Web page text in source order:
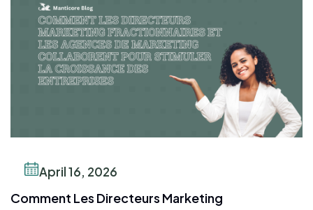
April 16, 2026
Comment Les Directeurs Marketing